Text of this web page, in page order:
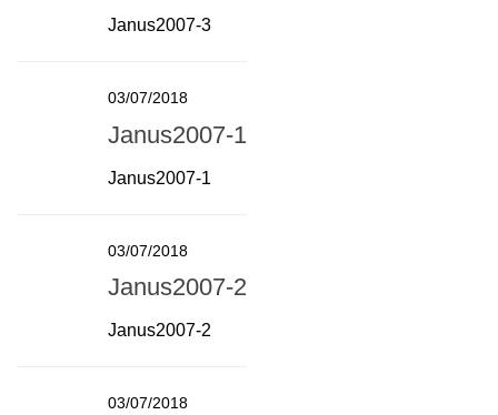
Janus2007-3
03/07/2018
Janus2007-1
Janus2007-1
03/07/2018
Janus2007-2
Janus2007-2
03/07/2018